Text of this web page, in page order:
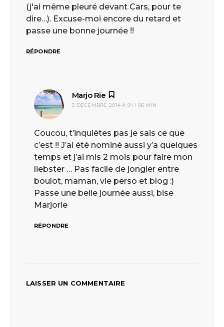
(j'ai même pleuré devant Cars, pour te
dire…). Excuse-moi encore du retard et
passe une bonne journée !!
RÉPONDRE
Marjo Rie
3 DÉCEMBRE 2014 À 9 H 06 MIN
Coucou, t’inquiètes pas je sais ce que
c’est !! J’ai été nominé aussi y’a quelques
temps et j’ai mis 2 mois pour faire mon
liebster … Pas facile de jongler entre
boulot, maman, vie perso et blog :)
Passe une belle journée aussi, bise
Marjorie
RÉPONDRE
LAISSER UN COMMENTAIRE